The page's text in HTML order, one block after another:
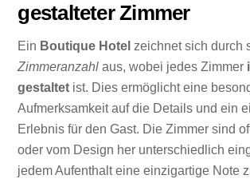
gestalteter Zimmer
Ein Boutique Hotel zeichnet sich durch
Zimmeranzahl aus, wobei jedes Zimmer
gestaltet ist. Dies ermöglicht eine
Aufmerksamkeit auf die Details und ein
Erlebnis für den Gast. Die Zimmer sind
oder vom Design her unterschiedlich
jedem Aufenthalt eine einzigartige Note